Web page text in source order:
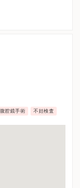
腹腔鏡手術 不妊検査